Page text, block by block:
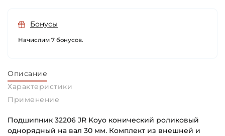
Бонусы
Начислим 7 бонусов.
Описание
Характеристики
Применение
Подшипник 32206 JR Koyo конический роликовый
однорядный на вал 30 мм. Комплект из внешней и